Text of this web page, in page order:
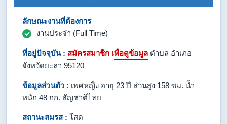
ลักษณะงานที่ต้องการ
งานประจำ (Full Time)
ที่อยู่ปัจจุบัน : สมัครสมาชิก เพื่อดูข้อมูล ตำบล อำเภอ
จังหวัดยะลา 95120
ข้อมูลส่วนตัว : เพศหญิง อายุ 23 ปี ส่วนสูง 158 ซม. น้ำ
หนัก 48 กก. สัญชาติไทย
สถานะสมรส : โสด